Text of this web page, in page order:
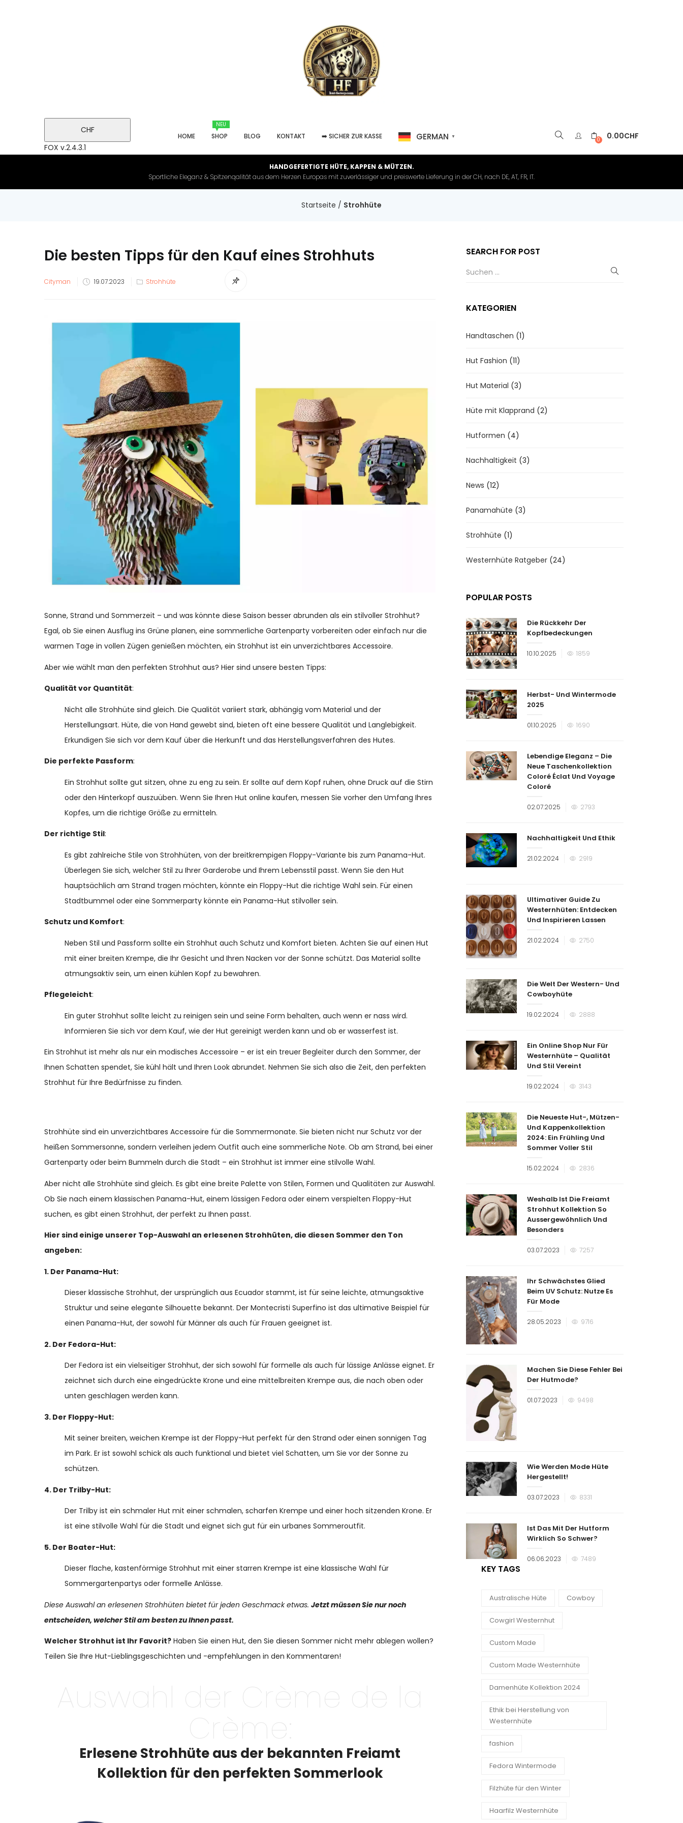
CHF
FOX v.2.4.3.1
HOME
NEU
SHOP BLOG KONTAKT ➡️ SICHER ZUR KASSE GERMAN ▼ 0 0.00CHF
HANDGEFERTIGTE HÜTE, KAPPEN & MÜTZEN.
Sportliche Eleganz & Spitzenqalität aus dem Herzen Europas mit zuverlässiger und preiswerte Lieferung in der CH, nach DE, AT, FR, IT.
Startseite / Strohhüte
Die besten Tipps für den Kauf eines Strohhuts
Cityman
Veröffentlicht
19.07.2023 Strohhüte
Sonne, Strand und Sommerzeit – und was könnte diese Saison besser abrunden als ein stilvoller Strohhut?
Egal, ob Sie einen Ausflug ins Grüne planen, eine sommerliche Gartenparty vorbereiten oder einfach nur die
warmen Tage in vollen Zügen genießen möchten, ein Strohhut ist ein unverzichtbares Accessoire.
Aber wie wählt man den perfekten Strohhut aus? Hier sind unsere besten Tipps:
Qualität vor Quantität:
Nicht alle Strohhüte sind gleich. Die Qualität variiert stark, abhängig vom Material und der
Herstellungsart. Hüte, die von Hand gewebt sind, bieten oft eine bessere Qualität und Langlebigkeit.
Erkundigen Sie sich vor dem Kauf über die Herkunft und das Herstellungsverfahren des Hutes.
Die perfekte Passform:
Ein Strohhut sollte gut sitzen, ohne zu eng zu sein. Er sollte auf dem Kopf ruhen, ohne Druck auf die Stirn
oder den Hinterkopf auszuüben. Wenn Sie Ihren Hut online kaufen, messen Sie vorher den Umfang Ihres
Kopfes, um die richtige Größe zu ermitteln.
Der richtige Stil:
Es gibt zahlreiche Stile von Strohhüten, von der breitkrempigen Floppy-Variante bis zum Panama-Hut.
Überlegen Sie sich, welcher Stil zu Ihrer Garderobe und Ihrem Lebensstil passt. Wenn Sie den Hut
hauptsächlich am Strand tragen möchten, könnte ein Floppy-Hut die richtige Wahl sein. Für einen
Stadtbummel oder eine Sommerparty könnte ein Panama-Hut stilvoller sein.
Schutz und Komfort:
Neben Stil und Passform sollte ein Strohhut auch Schutz und Komfort bieten. Achten Sie auf einen Hut
mit einer breiten Krempe, die Ihr Gesicht und Ihren Nacken vor der Sonne schützt. Das Material sollte
atmungsaktiv sein, um einen kühlen Kopf zu bewahren.
Pflegeleicht:
Ein guter Strohhut sollte leicht zu reinigen sein und seine Form behalten, auch wenn er nass wird.
Informieren Sie sich vor dem Kauf, wie der Hut gereinigt werden kann und ob er wasserfest ist.
Ein Strohhut ist mehr als nur ein modisches Accessoire – er ist ein treuer Begleiter durch den Sommer, der
Ihnen Schatten spendet, Sie kühl hält und Ihren Look abrundet. Nehmen Sie sich also die Zeit, den perfekten
Strohhut für Ihre Bedürfnisse zu finden.
Strohhüte sind ein unverzichtbares Accessoire für die Sommermonate. Sie bieten nicht nur Schutz vor der
heißen Sommersonne, sondern verleihen jedem Outfit auch eine sommerliche Note. Ob am Strand, bei einer
Gartenparty oder beim Bummeln durch die Stadt – ein Strohhut ist immer eine stilvolle Wahl.
Aber nicht alle Strohhüte sind gleich. Es gibt eine breite Palette von Stilen, Formen und Qualitäten zur Auswahl.
Ob Sie nach einem klassischen Panama-Hut, einem lässigen Fedora oder einem verspielten Floppy-Hut
suchen, es gibt einen Strohhut, der perfekt zu Ihnen passt.
Hier sind einige unserer Top-Auswahl an erlesenen Strohhüten, die diesen Sommer den Ton
angeben:
1. Der Panama-Hut:
Dieser klassische Strohhut, der ursprünglich aus Ecuador stammt, ist für seine leichte, atmungsaktive
Struktur und seine elegante Silhouette bekannt. Der Montecristi Superfino ist das ultimative Beispiel für
einen Panama-Hut, der sowohl für Männer als auch für Frauen geeignet ist.
2. Der Fedora-Hut:
Der Fedora ist ein vielseitiger Strohhut, der sich sowohl für formelle als auch für lässige Anlässe eignet. Er
zeichnet sich durch eine eingedrückte Krone und eine mittelbreiten Krempe aus, die nach oben oder
unten geschlagen werden kann.
3. Der Floppy-Hut:
Mit seiner breiten, weichen Krempe ist der Floppy-Hut perfekt für den Strand oder einen sonnigen Tag
im Park. Er ist sowohl schick als auch funktional und bietet viel Schatten, um Sie vor der Sonne zu
schützen.
4. Der Trilby-Hut:
Der Trilby ist ein schmaler Hut mit einer schmalen, scharfen Krempe und einer hoch sitzenden Krone. Er
ist eine stilvolle Wahl für die Stadt und eignet sich gut für ein urbanes Sommeroutfit.
5. Der Boater-Hut:
Dieser flache, kastenförmige Strohhut mit einer starren Krempe ist eine klassische Wahl für
Sommergartenpartys oder formelle Anlässe.
Diese Auswahl an erlesenen Strohhüten bietet für jeden Geschmack etwas. Jetzt müssen Sie nur noch
entscheiden, welcher Stil am besten zu Ihnen passt.
Welcher Strohhut ist Ihr Favorit? Haben Sie einen Hut, den Sie diesen Sommer nicht mehr ablegen wollen?
Teilen Sie Ihre Hut-Lieblingsgeschichten und -empfehlungen in den Kommentaren!
Auswahl der Crème de la
Crème:
Erlesene Strohhüte aus der bekannten Freiamt
Kollektion für den perfekten Sommerlook
SEARCH FOR POST
KATEGORIEN
Handtaschen (1)
Hut Fashion (11)
Hut Material (3)
Hüte mit Klapprand (2)
Hutformen (4)
Nachhaltigkeit (3)
News (12)
Panamahüte (3)
Strohhüte (1)
Westernhüte Ratgeber (24)
POPULAR POSTS
Die Rückkehr Der
Kopfbedeckungen
Veröffentlicht
10.10.2025 1859
Herbst- Und Wintermode
2025
Veröffentlicht
01.10.2025 1690
Lebendige Eleganz – Die
Neue Taschenkollektion
Coloré Éclat Und Voyage
Coloré
Veröffentlicht
02.07.2025 2793
Nachhaltigkeit Und Ethik
Veröffentlicht
21.02.2024 2919
Ultimativer Guide Zu
Westernhüten: Entdecken
Und Inspirieren Lassen
Veröffentlicht
21.02.2024 2750
Die Welt Der Western- Und
Cowboyhüte
Veröffentlicht
19.02.2024 2888
Ein Online Shop Nur Für
Westernhüte – Qualität
Und Stil Vereint
Veröffentlicht
19.02.2024 3143
Die Neueste Hut-, Mützen-
Und Kappenkollektion
2024: Ein Frühling Und
Sommer Voller Stil
Veröffentlicht
15.02.2024 2836
Weshalb Ist Die Freiamt
Strohhut Kollektion So
Aussergewöhnlich Und
Besonders
Veröffentlicht
03.07.2023 7257
Ihr Schwächstes Glied
Beim UV Schutz: Nutze Es
Für Mode
Veröffentlicht
28.05.2023 9716
Machen Sie Diese Fehler Bei
Der Hutmode?
Veröffentlicht
01.07.2023 9498
Wie Werden Mode Hüte
Hergestellt!
Veröffentlicht
03.07.2023 8331
Ist Das Mit Der Hutform
Wirklich So Schwer?
Veröffentlicht
06.06.2023 7489
KEY TAGS
Australische Hüte Cowboy
Cowgirl Westernhut
Custom Made
Custom Made Westernhüte
Damenhüte Kollektion 2024
Ethik bei Herstellung von
Westernhüte
fashion
Fedora Wintermode
Filzhüte für den Winter
Haarfilz Westernhüte